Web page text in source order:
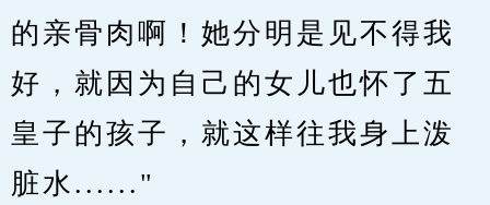
的亲骨肉啊！她分明是见不得我
好，就因为自己的女儿也怀了五
皇子的孩子，就这样往我身上泼
脏水......"